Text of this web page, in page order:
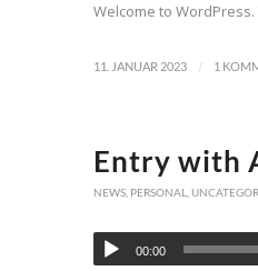
Welcome to
11. JANUAR 2023 / 1
Entry with
NEWS, PERSONAL
00:00